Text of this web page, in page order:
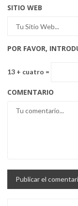
SITIO WEB
POR FAVOR,
13 + cuatro =
COMENTARIO